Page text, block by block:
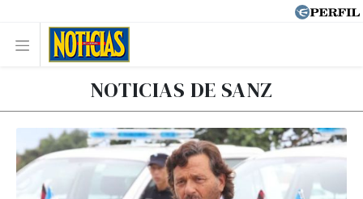
NOTICIAS DE SANZ